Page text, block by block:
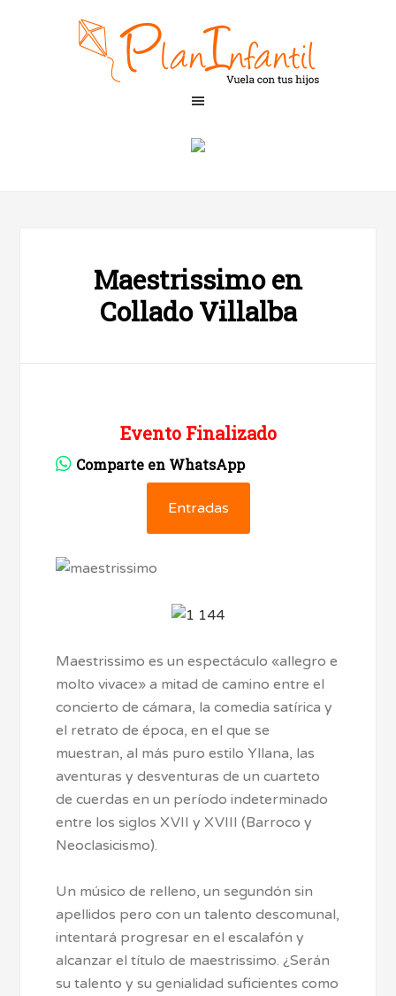
Maestrissimo en
Collado Villalba
Evento Finalizado
Comparte en WhatsApp
Entradas
Maestrissimo es un espectáculo «allegro e
molto vivace» a mitad de camino entre el
concierto de cámara, la comedia satírica y
el retrato de época, en el que se
muestran, al más puro estilo Yllana, las
aventuras y desventuras de un cuarteto
de cuerdas en un período indeterminado
entre los siglos XVII y XVIII (Barroco y
Neoclasicismo).
Un músico de relleno, un segundón sin
apellidos pero con un talento descomunal,
intentará progresar en el escalafón y
alcanzar el título de maestrissimo. ¿Serán
su talento y su genialidad suficientes como